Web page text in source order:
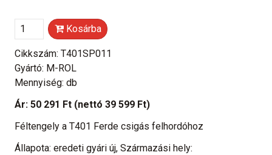
Kosárba
Cikkszám: T401SP011
Gyártó: M-ROL
Mennyiség: db
Ár: 50 291 Ft (nettó 39 599 Ft)
Féltengely a T401 Ferde csigás felhordóhoz
Állapota: eredeti gyári új, Származási hely: